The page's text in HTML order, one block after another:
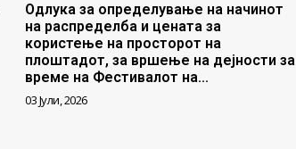
Одлука за определување на начинот
на распределба и цената за
користење на просторот на
плоштадот, за вршење на дејности за
време на Фестивалот на...
03 Јули, 2026